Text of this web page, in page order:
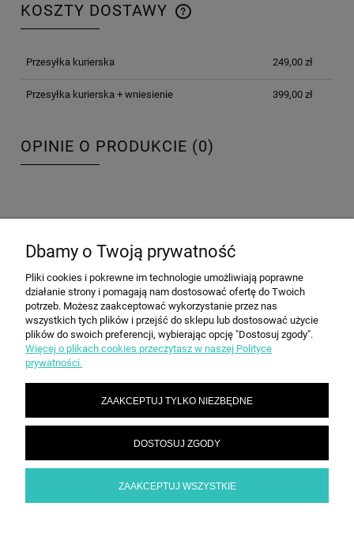
KOSZTY DOSTAWY
CENA NIE ZAWIERA EWENTUALNYCH KOSZTÓW
Przesyłka kurierska 249,00 zł
Przesyłka kurierska + wniesienie 399,00 zł
OPINIE O PRODUKCIE (0)
O FIRMIE
MOJE KONTO
REALIZACJA ZAMÓWIENIA
GWARANCJA I ZWROTY
Dbamy o Twoją prywatność
Pliki cookies i pokrewne im technologie umożliwiają poprawne
działanie strony i pomagają nam dostosować ofertę do Twoich
potrzeb. Możesz zaakceptować wykorzystanie przez nas
wszystkich tych plików i przejść do sklepu lub dostosować użycie
plików do swoich preferencji, wybierając opcję "Dostosuj zgody".
Więcej o plikach cookies przeczytasz w naszej Polityce
prywatności.
ZAAKCEPTUJ TYLKO NIEZBĘDNE
DOSTOSUJ ZGODY
ZAAKCEPTUJ WSZYSTKIE